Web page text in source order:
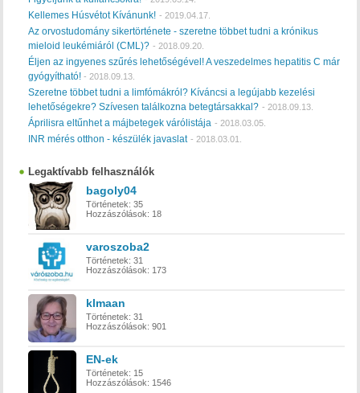
Kellemes Húsvétot Kívánunk! - 2019.04.17.
Az orvostudomány sikertörténete - szeretne többet tudni a krónikus
mieloid leukémiáról (CML)? - 2018.09.20.
Éljen az ingyenes szűrés lehetőségével! A veszedelmes hepatitis C már
gyógyítható!- 2018.09.13.
Szeretne többet tudni a limfómákról? Kíváncsi a legújabb kezelési
lehetőségekre? Szívesen találkozna betegtársakkal? - 2018.09.13.
Áprilisra eltűnhet a májbetegek várólistája - 2018.03.05.
INR mérés otthon - készülék javaslat - 2018.03.01.
Legaktívabb felhasználók
bagoly04
Történetek: 35
Hozzászólások: 18
varoszoba2
Történetek: 31
Hozzászólások: 173
klmaan
Történetek: 31
Hozzászólások: 901
EN-ek
Történetek: 15
Hozzászólások: 1546